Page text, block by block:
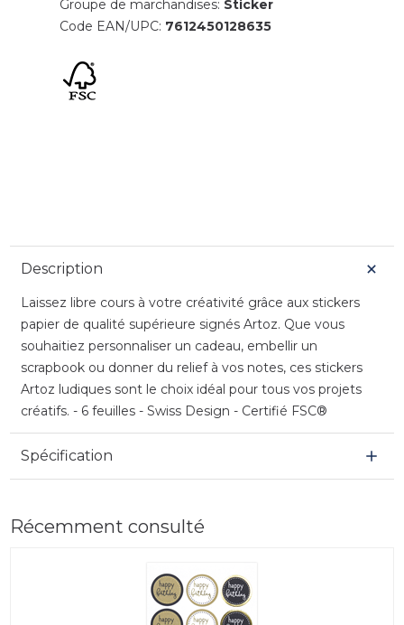
Groupe de marchandises: Sticker
Code EAN/UPC: 7612450128635
Description
Laissez libre cours à votre créativité grâce aux stickers
papier de qualité supérieure signés Artoz. Que vous
souhaitiez personnaliser un cadeau, embellir un
scrapbook ou donner du relief à vos notes, ces stickers
Artoz ludiques sont le choix idéal pour tous vos projets
créatifs. - 6 feuilles - Swiss Design - Certifié FSC®
Spécification
Récemment consulté